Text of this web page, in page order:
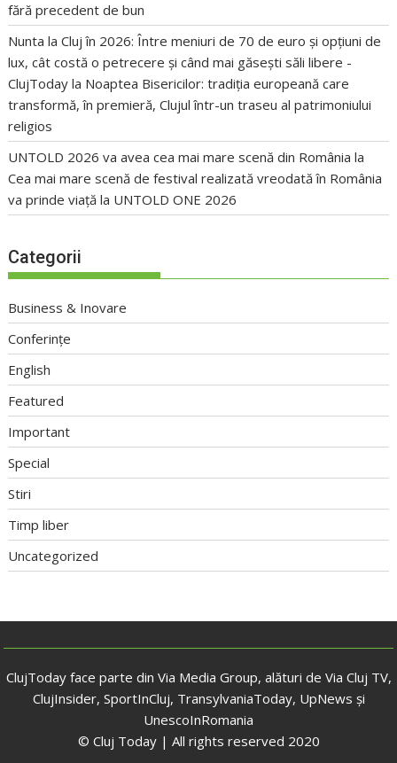
fără precedent de bun
Nunta la Cluj în 2026: Între meniuri de 70 de euro și opțiuni de
lux, cât costă o petrecere și când mai găsești săli libere -
ClujToday la Noaptea Bisericilor: tradiția europeană care
transformă, în premieră, Clujul într-un traseu al patrimoniului
religios
UNTOLD 2026 va avea cea mai mare scenă din România la
Cea mai mare scenă de festival realizată vreodată în România
va prinde viață la UNTOLD ONE 2026
Categorii
Business & Inovare
Conferințe
English
Featured
Important
Special
Stiri
Timp liber
Uncategorized
ClujToday face parte din Via Media Group, alături de Via Cluj TV,
ClujInsider, SportInCluj, TransylvaniaToday, UpNews și
UnescoInRomania
© Cluj Today | All rights reserved 2020